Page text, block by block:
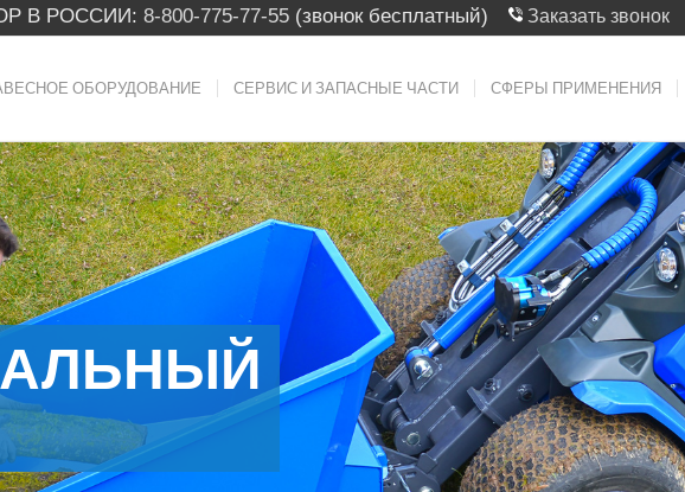
В РОССИИ: 8-800-775-77-55(звонок бесплатный) Заказать звонок
ОБОРУДОВАНИЕ СЕРВИС И ЗАПАСНЫЕ ЧАСТИ СФЕРЫ ПРИМЕНЕНИЯ